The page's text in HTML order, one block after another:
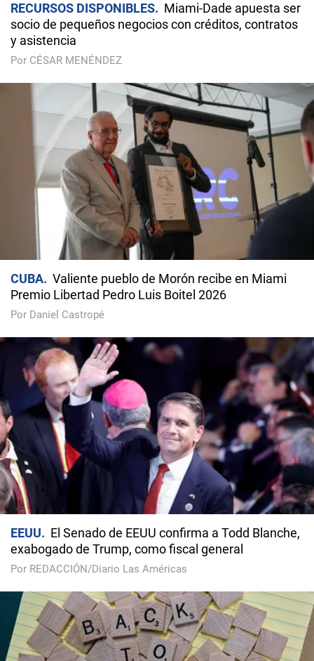
RECURSOS DISPONIBLES
Miami-Dade apuesta ser
socio de pequeños negocios con créditos, contratos
y asistencia
Por CÉSAR MENÉNDEZ
CUBA
Valiente pueblo de Morón recibe en Miami
Premio Libertad Pedro Luis Boitel 2026
Por Daniel Castropé
EEUU
El Senado de EEUU confirma a Todd Blanche,
exabogado de Trump, como fiscal general
Por REDACCIÓN/Diario Las Américas